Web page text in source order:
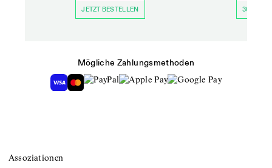
JETZT BESTELLEN 30 TAGE
Mögliche Zahlungsmethoden
Assoziationen